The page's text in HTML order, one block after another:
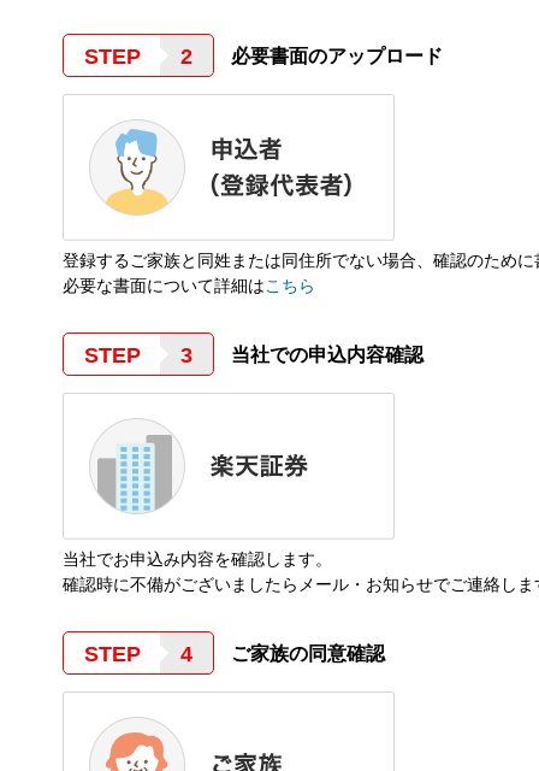
STEP 必要書面のアップロード
登録するご家族と同姓または同住所でない場合、確認のため
必要な書面について詳細はこちら
STEP 当社での申込内容確認
当社でお申込み内容を確認します。
確認時に不備がございましたらメール・お知らせでご連絡し
STEP ご家族の同意確認